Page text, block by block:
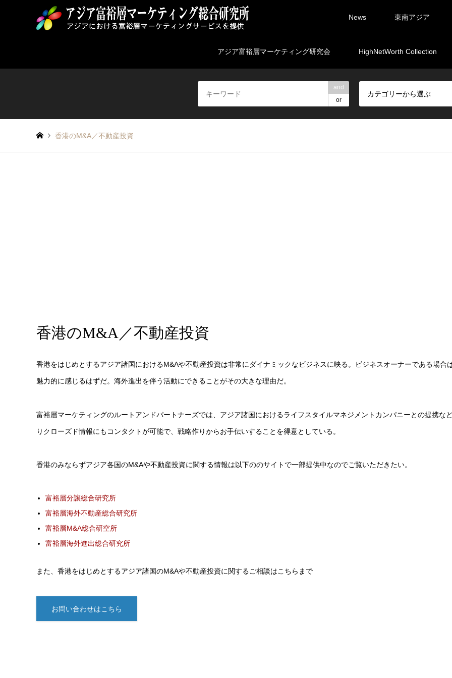
News 東南アジア
アジア富裕層マーケティング研究会 HighNetWorth Collection
and
or
カテゴリーから選ぶ
香港のM&A／不動産投資
香港のM&A／不動産投資
香港をはじめとするアジア諸国におけるM&Aや不動産投資は非常にダイナミックなビジネスに映る。ビジネスオーナーである場合
魅力的に感じるはずだ。海外進出を伴う活動にできることがその大きな理由だ。
富裕層マーケティングのルートアンドパートナーズでは、アジア諸国におけるライフスタイルマネジメントカンパニーとの提携な
りクローズド情報にもコンタクトが可能で、戦略作りからお手伝いすることを得意としている。
香港のみならずアジア各国のM&Aや不動産投資に関する情報は以下ののサイトで一部提供中なのでご覧いただきたい。
富裕層分譲総合研究所
富裕層海外不動産総合研究所
富裕層M&A総合研空所
富裕層海外進出総合研究所
また、香港をはじめとするアジア諸国のM&Aや不動産投資に関するご相談はこちらまで
お問い合わせはこちら